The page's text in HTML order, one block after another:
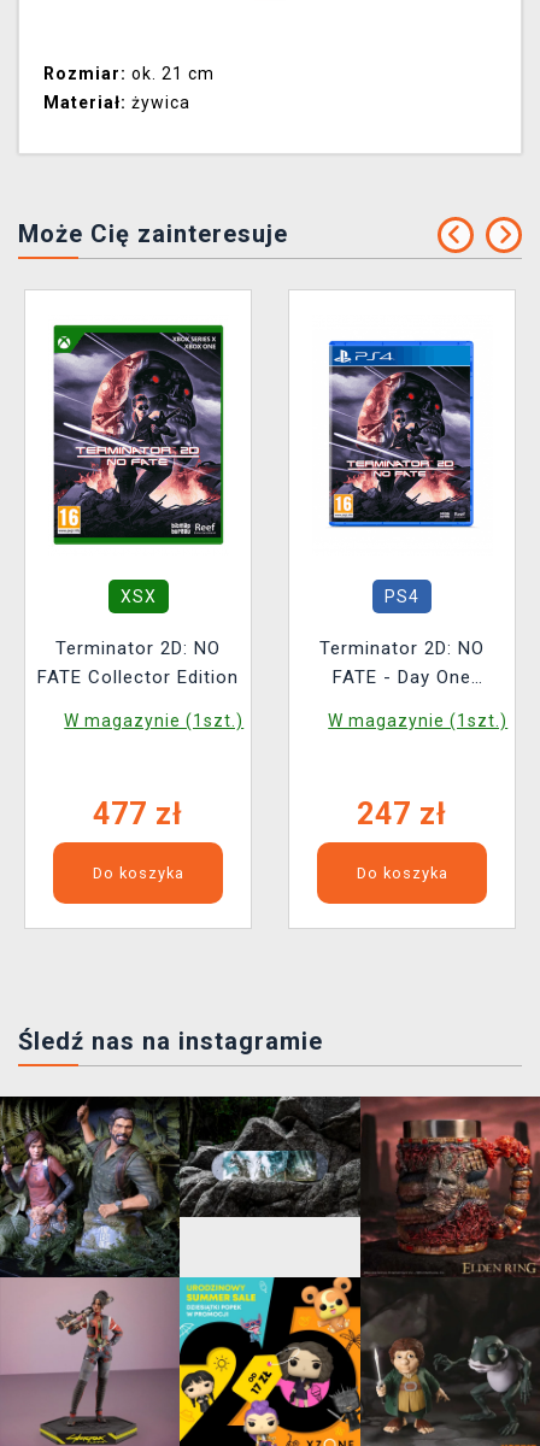
Rozmiar: ok. 21 cm
Materiał: żywica
Może Cię zainteresuje
XSX
Terminator 2D: NO
FATE Collector Edition
W magazynie (1szt.)
477 zł
Do koszyka
PS4
Terminator 2D: NO
FATE - Day One
W magazynie (1szt.)
247 zł
Do koszyka
Śledź nas na instagramie